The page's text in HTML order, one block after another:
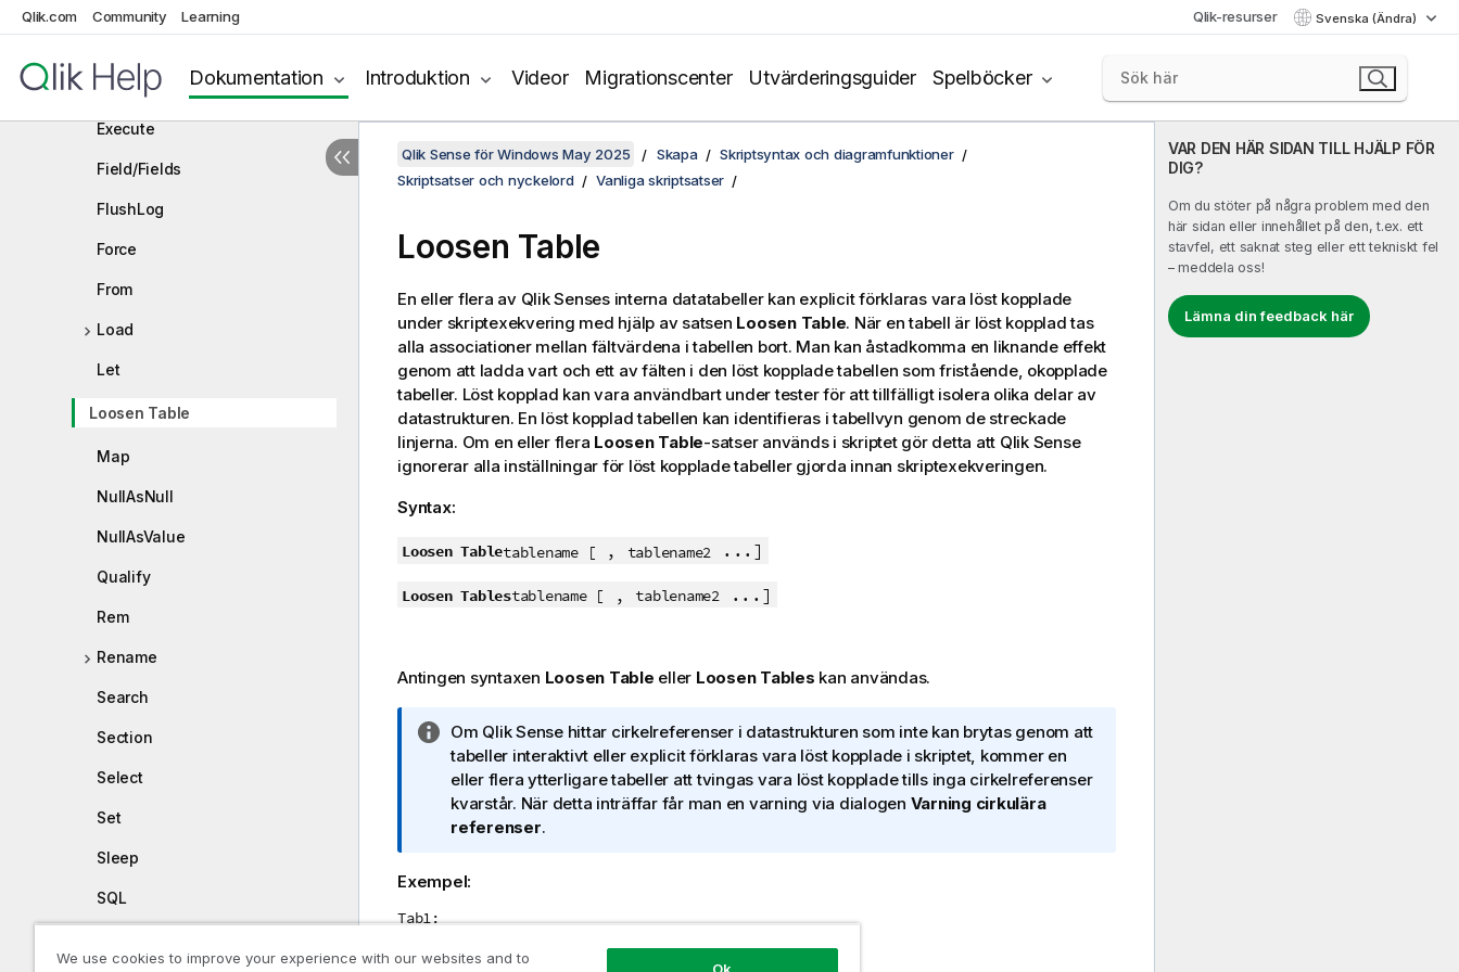
Qlik.com Community Learning Qlik-resurser Svenska (Ändra)
Dokumentation Introduktion Videor Migrationscenter Utvärderingsguider Spelböcker
Disconnect
Drop table
Execute
Field/Fields
FlushLog
Force
From
Load
Let
Loosen Table
Map
NullAsNull
NullAsValue
Qualify
Rem
Rename
Search
Section
Select
Set
Sleep
SQL
VAR DEN HÄR SIDAN TILL HJÄLP FÖR
DIG?
Om du stöter på några problem med den
här sidan eller innehållet på den, t.ex. ett
stavfel, ett saknat steg eller ett tekniskt fel
– meddela oss!
Lämna din feedback här
Qlik Sense för Windows May 2025 Skapa
Skriptsyntax och diagramfunktioner
Skriptsatser och nyckelord
Vanliga skriptsatser
Loosen Table
En eller flera av Qlik Senses interna datatabeller kan explicit förklaras vara löst kopplade
under skriptexekvering med hjälp av satsen Loosen Table. När en tabell är löst kopplad tas
alla associationer mellan fältvärdena i tabellen bort. Man kan åstadkomma en liknande effekt
genom att ladda vart och ett av fälten i den löst kopplade tabellen som fristående, okopplade
tabeller. Löst kopplad kan vara användbart under tester för att tillfälligt isolera olika delar av
datastrukturen. En löst kopplad tabellen kan identifieras i tabellvyn genom de streckade
linjerna. Om en eller flera Loosen Table-satser används i skriptet gör detta att Qlik Sense
ignorerar alla inställningar för löst kopplade tabeller gjorda innan skriptexekveringen.
Syntax:
Loosen Tabletablename [ , tablename2 ...]
Loosen Tablestablename [ , tablename2 ...]
Antingen syntaxen Loosen Table eller Loosen Tables kan användas.
A
n
t
e
c
n
n
Om Qlik Sensehittar cirkelreferenser i datastrukturen som inte kan brytas genom att
tabeller interaktivt eller explicit förklaras vara löst kopplade i skriptet, kommer en
eller flera ytterligare tabeller att tvingas vara löst kopplade tills inga cirkelreferenser
kvarstår. När detta inträffar får man en varning via dialogen Varning cirkulära
referenser.
Exempel:
Tab1:
SELECT * from Trans;
We use cookies to improve your experience with our websites and to